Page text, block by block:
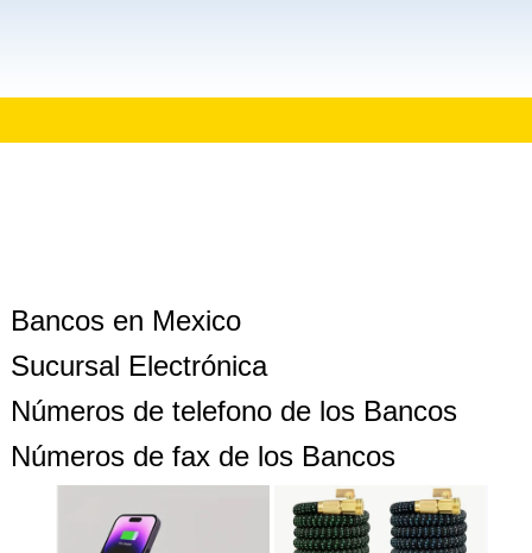
Bancos en Mexico
Sucursal Electrónica
Números de telefono de los Bancos
Números de fax de los Bancos